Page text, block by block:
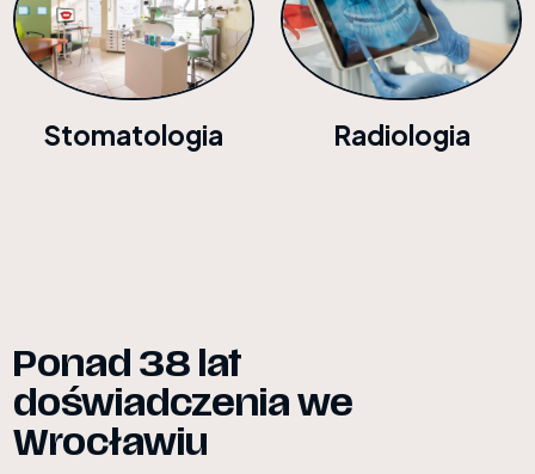
Stomatologia Radiologia
Ponad 38 lat
doświadczenia we
Wrocławiu